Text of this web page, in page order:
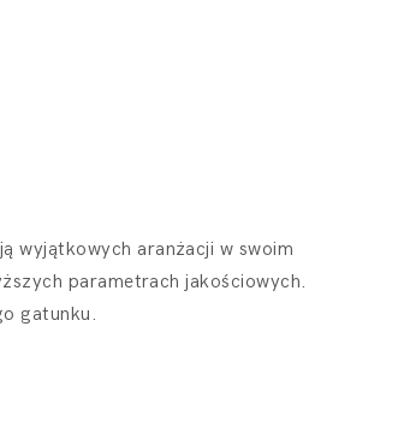
wyjątkowych aranżacji w swoim
parametrach jakościowych.
gatunku.